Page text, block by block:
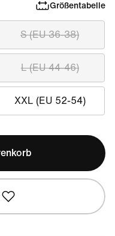
Größentabelle
S (EU 36-38)
L (EU 44-46)
XXL (EU 52-54)